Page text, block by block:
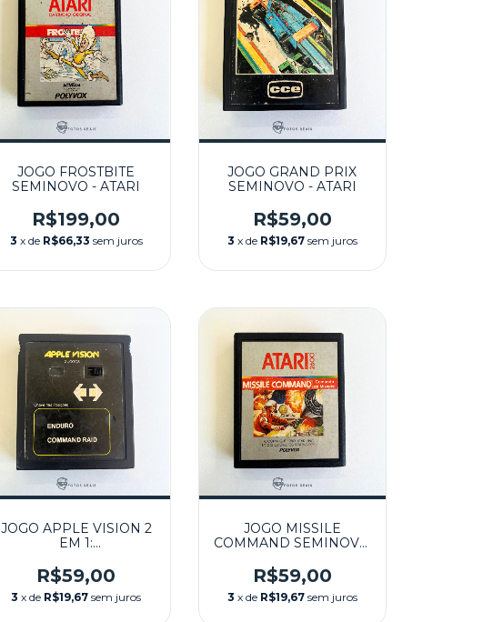
JOGO FROSTBITE
SEMINOVO - ATARI
R$199,00
3 x de R$66,33 sem juros
JOGO GRAND PRIX
SEMINOVO - ATARI
R$59,00
3 x de R$19,67 sem juros
JOGO APPLE VISION 2
EM 1:
RAID SEMINOVO -
ATARI
R$59,00
3 x de R$19,67 sem juros
JOGO MISSILE
COMMAND SEMINOVO
R$59,00
3 x de R$19,67 sem juros